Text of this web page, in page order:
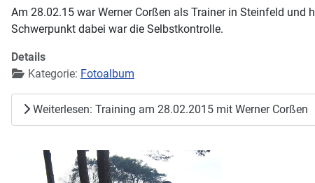
Am 28.02.15 war Werner Corßen als Trainer in Steinfeld
Schwerpunkt dabei war die Selbstkontrolle.
Details
Kategorie: Fotoalbum
Weiterlesen: Training am 28.02.2015 mit Werner Corßen